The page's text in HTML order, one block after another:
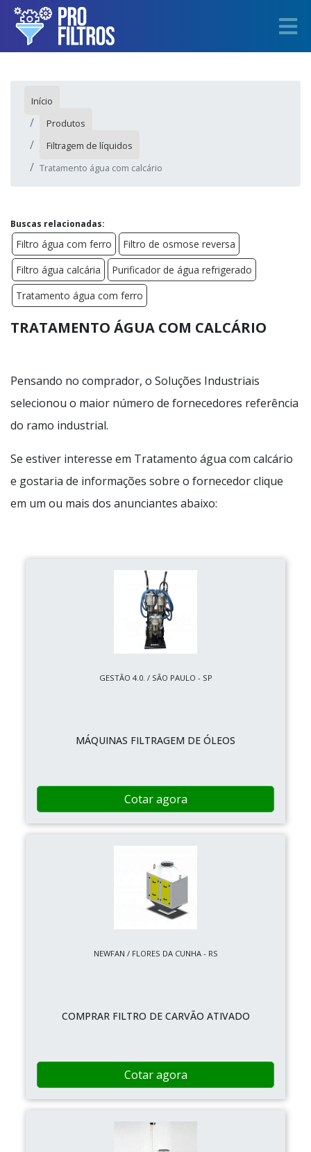
Início
Produtos
Filtragem de líquidos
Tratamento água com calcário
Buscas relacionadas:
Filtro água com ferro
Filtro de osmose reversa
Filtro água calcária
Purificador de água refrigerado
Tratamento água com ferro
TRATAMENTO ÁGUA COM CALCÁRIO
Pensando no comprador, o Soluções Industriais
selecionou o maior número de fornecedores referência
do ramo industrial.
Se estiver interesse em Tratamento água com calcário
e gostaria de informações sobre o fornecedor clique
em um ou mais dos anunciantes abaixo:
GESTÃO 4.0. / SÃO PAULO - SP
MÁQUINAS FILTRAGEM DE ÓLEOS
Cotar agora
NEWFAN / FLORES DA CUNHA - RS
COMPRAR FILTRO DE CARVÃO ATIVADO
Cotar agora